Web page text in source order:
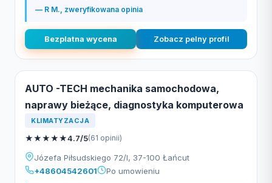
— R M., zweryfikowana opinia
Bezplatna wycena Zobacz pelny profil
AUTO -TECH mechanika samochodowa,
naprawy bieżące, diagnostyka komputerowa
KLIMATYZACJA
★★★★★4.7/5(61 opinii)
Józefa Piłsudskiego 72/I, 37-100 Łańcut
+48604542601
Po umowieniu